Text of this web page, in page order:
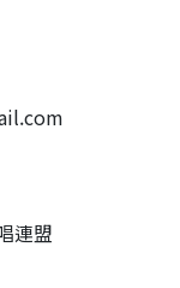
連盟